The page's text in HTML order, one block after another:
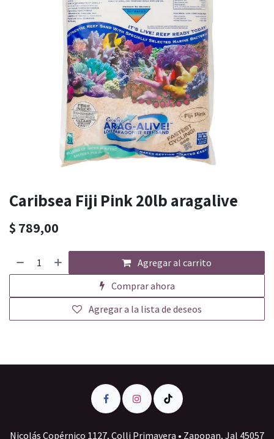
Caribsea Fiji Pink 20lb aragalive
$ 789,00
Agregar al carrito
Comprar ahora
Agregar a la lista de deseos
Nicolás Copérnico 1127, Colli Primavera • Zapopan, Jal 45057